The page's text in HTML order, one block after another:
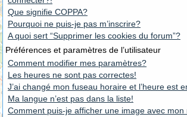
Que signifie COPPA?
Pourquoi ne puis-je pas m’inscrire?
A quoi sert “Supprimer les cookies du forum”?
Préférences et paramètres de l’utilisateur
Comment modifier mes paramètres?
Les heures ne sont pas correctes!
J’ai changé mon fuseau horaire et l’heure est
Ma langue n’est pas dans la liste!
Comment puis-je afficher une image avec mon